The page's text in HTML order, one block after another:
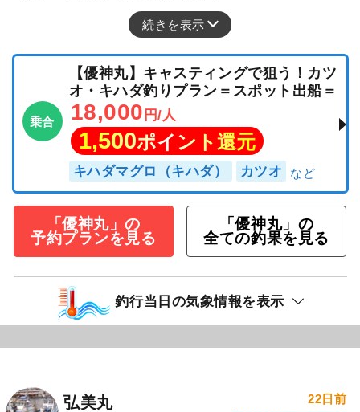
続きを表示
乗合
【優神丸】キャスティングで狙う！カツ
オ・キハダ釣りプラン＝スポット出船＝
18,000 円/人
1,500ポイント還元
キハダマグロ（キハダ） カツオ
「優神丸」の
予約プランを見る
「優神丸」の
全ての釣果を見る
釣行当日の気象情報を表示
弘美丸 22日前